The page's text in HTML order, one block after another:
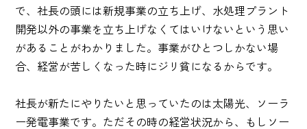
で、社長の頭には新規事業の立ち上げ、水処理プラント
開発以外の事業を立ち上げなくてはいけないという思い
があることがわかりました。事業がひとつしかない場
合、経営が苦しくなった時にジリ貧になるからです。
社長が新たにやりたいと思っていたのは太陽光、ソーラ
ー発電事業です。ただその時の経営状況から、もしソー